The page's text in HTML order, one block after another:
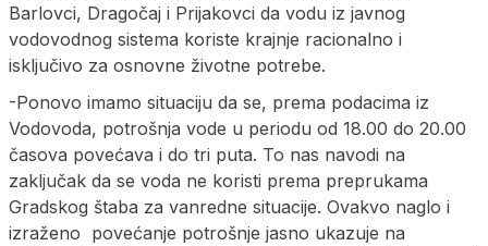
Barlovci, Dragočaj i Prijakovci da vodu iz javnog
vodovodnog sistema koriste krajnje racionalno i
isključivo za osnovne životne potrebe.
-Ponovo imamo situaciju da se, prema podacima iz
Vodovoda, potrošnja vode u periodu od 18.00 do 20.00
časova povećava i do tri puta. To nas navodi na
zaključak da se voda ne koristi prema preprukama
Gradskog štaba za vanredne situacije. Ovakvo naglo i
izraženo povećanje potrošnje jasno ukazuje na